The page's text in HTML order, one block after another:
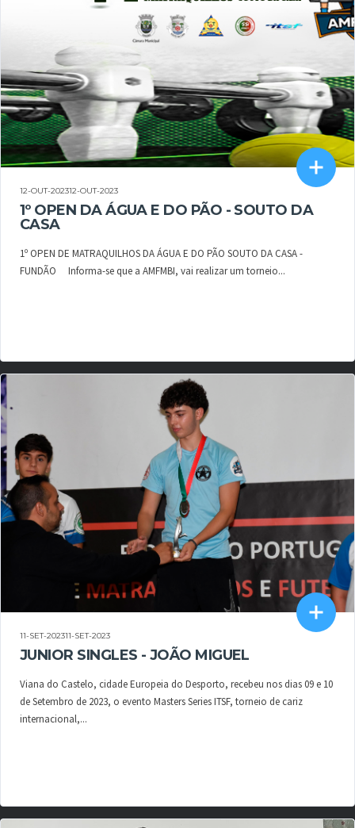
12-OUT-202312-OUT-2023
1º OPEN DA ÁGUA E DO PÃO - SOUTO DA
CASA
1º OPEN DE MATRAQUILHOS DA ÁGUA E DO PÃO SOUTO DA CASA -
FUNDÃO Informa-se que a AMFMBI, vai realizar um torneio...
11-SET-202311-SET-2023
JUNIOR SINGLES - JOÃO MIGUEL
Viana do Castelo, cidade Europeia do Desporto, recebeu nos dias 09 e 10
de Setembro de 2023, o evento Masters Series ITSF, torneio de cariz
internacional,...